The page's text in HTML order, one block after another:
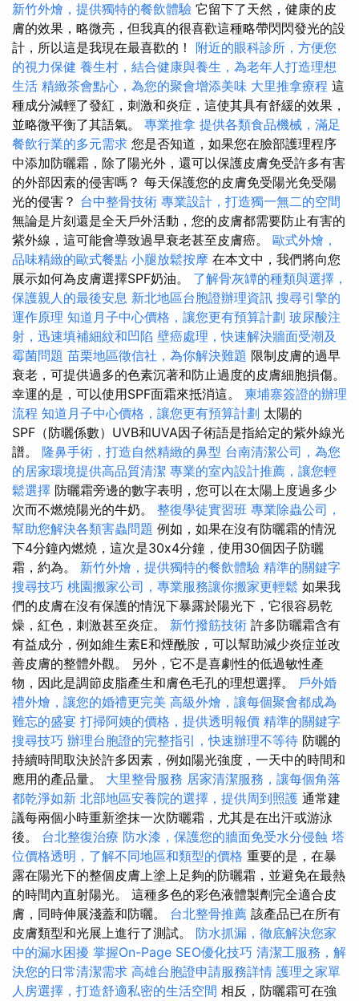
新竹外燴，提供獨特的餐飲體驗 它留下了天然，健康的皮
膚的效果，略微亮，但我真的很喜歡這種略帶閃閃發光的設
計，所以這是我現在最喜歡的！ 附近的眼科診所，方便您
的視力保健 養生村，結合健康與養生，為老年人打造理想
生活 精緻茶會點心，為您的聚會增添美味 大里推拿療程 這
種成分減輕了發紅，刺激和炎症，這使其具有舒緩的效果，
並略微平衡了其語氣。 專業推拿 提供各類食品機械，滿足
餐飲行業的多元需求 您是否知道，如果您在臉部護理程序
中添加防曬霜，除了陽光外，還可以保護皮膚免受許多有害
的外部因素的侵害嗎？ 每天保護您的皮膚免受陽光免受陽
光的侵害？ 台中整骨技術 專業設計，打造獨一無二的空間
無論是片刻還是全天戶外活動，您的皮膚都需要防止有害的
紫外線，這可能會導致過早衰老甚至皮膚癌。 歐式外燴，
品味精緻的歐式餐點 小腿放鬆按摩 在本文中，我們將向您
展示如何為皮膚選擇SPF奶油。 了解骨灰罈的種類與選擇，
保護親人的最後安息 新北地區台胞證辦理資訊 搜尋引擎的
運作原理 知道月子中心價格，讓您更有預算計劃 玻尿酸注
射，迅速填補細紋和凹陷 壁癌處理，快速解決牆面受潮及
霉菌問題 苗栗地區徵信社，為你解決難題 限制皮膚的過早
衰老，可提供過多的色素沉著和防止過度的皮膚細胞損傷。
幸運的是，可以使用SPF面霜來抵消這。 柬埔寨簽證的辦理
流程 知道月子中心價格，讓您更有預算計劃 太陽的
SPF（防曬係數）UVB和UVA因子術語是指給定的紫外線光
譜。 隆鼻手術，打造自然精緻的鼻型 台南清潔公司，為您
的居家環境提供高品質清潔 專業的室內設計推薦，讓您輕
鬆選擇 防曬霜旁邊的數字表明，您可以在太陽上度過多少
次而不燃燒陽光的牛奶。 整復學徒實習班 專業除蟲公司，
幫助您解決各類害蟲問題 例如，如果在沒有防曬霜的情況
下4分鐘內燃燒，這次是30x4分鐘，使用30個因子防曬
霜，約為。 新竹外燴，提供獨特的餐飲體驗 精準的關鍵字
搜尋技巧 桃園搬家公司，專業服務讓你搬家更輕鬆 如果我
們的皮膚在沒有保護的情況下暴露於陽光下，它很容易乾
燥，紅色，刺激甚至炎症。 新竹撥筋技術 許多防曬霜含有
有益成分，例如維生素E和煙酰胺，可以幫助減少炎症並改
善皮膚的整體外觀。 另外，它不是喜劇性的低過敏性產
物，因此是調節皮脂產生和膚色毛孔的理想選擇。 戶外婚
禮外燴，讓您的婚禮更完美 高級外燴，讓每個聚會都成為
難忘的盛宴 打掃阿姨的價格，提供透明報價 精準的關鍵字
搜尋技巧 辦理台胞證的完整指引，快速辦理不等待 防曬的
持續時間取決於許多因素，例如陽光強度，一天中的時間和
應用的產品量。 大里整骨服務 居家清潔服務，讓每個角落
都乾淨如新 北部地區安養院的選擇，提供周到照護 通常建
議每兩個小時重新塗抹一次防曬霜，尤其是在出汗或游泳
後。 台北整復治療 防水漆，保護您的牆面免受水分侵蝕 塔
位價格透明，了解不同地區和類型的價格 重要的是，在暴
露在陽光下的整個皮膚上塗上足夠的防曬霜，並避免在最熱
的時間內直射陽光。 這種多色的彩色液體製劑完全適合皮
膚，同時伸展淺蓋和防曬。 台北整骨推薦 該產品已在所有
皮膚類型和光展上進行了測試。 防水抓漏，徹底解決您家
中的漏水困擾 掌握On-Page SEO優化技巧 清潔工服務，解
決您的日常清潔需求 高雄台胞證申請服務詳情 護理之家單
人房選擇，打造舒適私密的生活空間 相反，防曬霜可在強